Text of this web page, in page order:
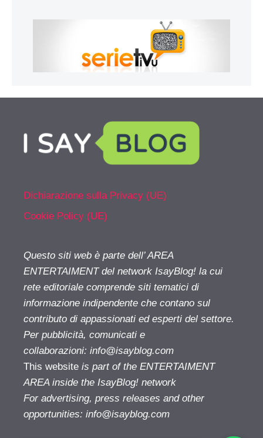
Dichiarazione sulla Privacy (UE)
Cookie Policy (UE)
Questo siti web è parte dell’ AREA
ENTERTAIMENT del network IsayBlog! la cui
rete editoriale comprende siti tematici di
informazione indipendente che contano sul
contributo di appassionati ed esperti del settore.
Per pubblicità, comunicati e
collaborazioni: info@isayblog.com
This website is part of the ENTERTAIMENT
AREA inside the IsayBlog! network
For advertising, press releases and other
opportunities: info@isayblog.com